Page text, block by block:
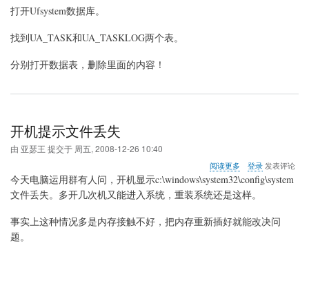
任
打开Ufsystem数据库。
找到UA_TASK和UA_TASKLOG两个表。
分别打开数据表，删除里面的内容！
开机提示文件丢失
由 亚瑟王 提交于 周五, 2008-12-26 10:40
阅读更多
于
开
机
示
登录发表评论
今天电脑运用群有人问，开机显示c:\windows\system32\config\system
文件丢失。多开几次机又能进入系统，重装系统还是这样。
事实上这种情况多是内存接触不好，把内存重新插好就能改决问
题。